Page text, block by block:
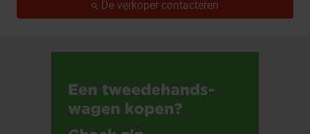
De verkoper contacteren